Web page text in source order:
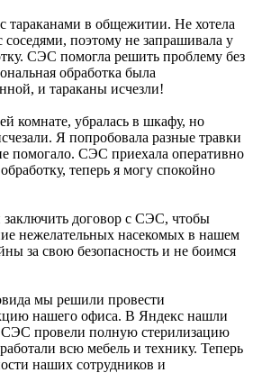
тараканами в общежитии. Не хотела
поэтому не запрашивала у
СЭС помогла решить проблему без
обработка была
и тараканы исчезли!
комнате, убралась в шкафу, но
Я попробовала разные травки
помогало. СЭС приехала оперативно
теперь я могу спокойно
договор с СЭС, чтобы
нежелательных насекомых в нашем
за свою безопасность и не боимся
мы решили провести
нашего офиса. В Яндекс нашли
провели полную стерилизацию
всю мебель и технику. Теперь
наших сотрудников и